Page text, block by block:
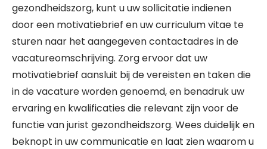
gezondheidszorg, kunt u uw sollicitatie indienen
door een motivatiebrief en uw curriculum vitae te
sturen naar het aangegeven contactadres in de
vacatureomschrijving. Zorg ervoor dat uw
motivatiebrief aansluit bij de vereisten en taken die
in de vacature worden genoemd, en benadruk uw
ervaring en kwalificaties die relevant zijn voor de
functie van jurist gezondheidszorg. Wees duidelijk en
beknopt in uw communicatie en laat zien waarom u